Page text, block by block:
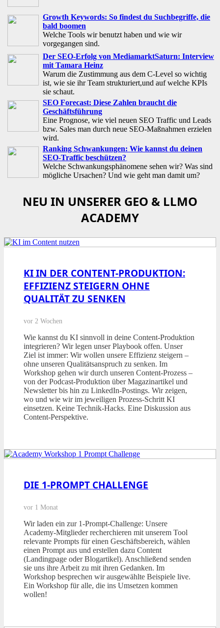
Growth Keywords: So findest du Suchbegriffe, die
bald boomen
Welche Tools wir benutzt haben und wie wir
vorgegangen sind.
Der SEO-Erfolg von MediamarktSaturn: Interview
mit Tamara Heinz
Warum die Zustimmung aus dem C-Level so wichtig
ist, wie sie ihr Team strukturiert,und auf welche KPIs
sie schaut.
SEO Forecast: Diese Zahlen braucht die
Geschäftsführung
Eine Prognose, wie viel neuen SEO Traffic und Leads
bzw. Sales man durch neue SEO-Maßnahmen erzielen
wird.
Ranking Schwankungen: Wie kannst du deinen
SEO-Traffic beschützen?
Welche Schwankungsphänomene sehen wir? Was sind
mögliche Ursachen? Und wie geht man damit um?
NEU IN UNSERER GEO & LLMO
ACADEMY
KI IN DER CONTENT-PRODUKTION:
EFFIZIENZ STEIGERN OHNE
QUALITÄT ZU SENKEN
vor 2 Wochen
Wie kannst du KI sinnvoll in deine Content-Produktion
integrieren? Wir legen unser Playbook offen. Unser
Ziel ist immer: Wir wollen unsere Effizienz steigern –
ohne unseren Qualitätsanspruch zu senken. Im
Workshop gehen wir durch unseren Content-Prozess –
von der Podcast-Produktion über Magazinartikel und
Newsletter bis hin zu LinkedIn-Postings. Wir zeigen,
wo und wie wir im jeweiligen Prozess-Schritt KI
einsetzen. Keine Technik-Hacks. Eine Diskussion aus
Content-Perspektive.
DIE 1-PROMPT CHALLENGE
vor 1 Monat
Wir laden ein zur 1-Prompt-Challenge: Unsere
Academy-Mitglieder recherchieren mit unserem Tool
relevante Prompts für einen Geschäftsbereich, wählen
einen Prompt aus und erstellen dazu Content
(Landingpage oder Blogartikel). Anschließend senden
sie uns ihre Arbeit zu mit ihren Gedanken. Im
Workshop besprechen wir ausgewählte Beispiele live.
Ein Workshop für alle, die ins Umsetzen kommen
wollen!